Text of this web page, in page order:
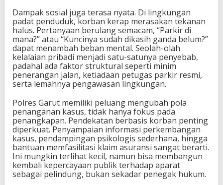
Dampak sosial juga terasa nyata. Di lingkungan
padat penduduk, korban kerap merasakan tekanan
halus. Pertanyaan berulang semacam, “Parkir di
mana?” atau “Kuncinya sudah dikasih ganda belum?”
dapat menambah beban mental. Seolah-olah
kelalaian pribadi menjadi satu-satunya penyebab,
padahal ada faktor struktural seperti minim
penerangan jalan, ketiadaan petugas parkir resmi,
serta lemahnya pengawasan lingkungan.
Polres Garut memiliki peluang mengubah pola
penanganan kasus, tidak hanya fokus pada
penangkapan. Pendekatan berbasis korban penting
diperkuat. Penyampaian informasi perkembangan
kasus, pendampingan psikologis sederhana, hingga
bantuan memfasilitasi klaim asuransi sangat berarti.
Ini mungkin terlihat kecil, namun bisa membangun
kembali kepercayaan publik terhadap aparat
sebagai pelindung, bukan sekadar penegak hukum.